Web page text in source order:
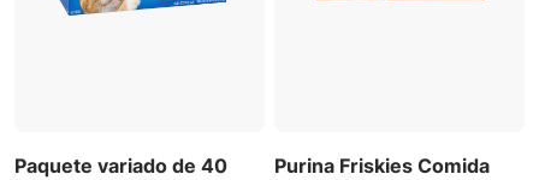
Paquete variado de 40
Purina Friskies Comida